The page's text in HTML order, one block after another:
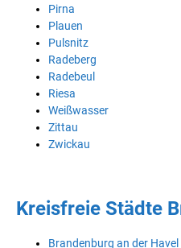
Pirna
Plauen
Pulsnitz
Radeberg
Radebeul
Riesa
Weißwasser
Zittau
Zwickau
Kreisfreie Städte
Brandenburg an der Havel